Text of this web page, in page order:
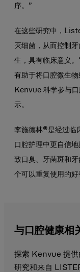
序。”
在这些研究中，
灭细菌，从而控制
生，具有临床意义
有助于将口腔微生
Kenvue 科学参与
示。
李施德林®是经过临
口腔护理中更自信
致口臭、牙菌斑和
个可以重复使用的好
与口腔健康相
探索 Kenvue 提供
研究和来自